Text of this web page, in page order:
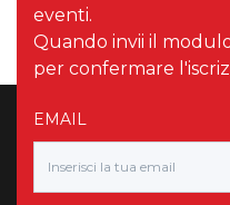
eventi.
Quando invii il
per confermare
EMAIL